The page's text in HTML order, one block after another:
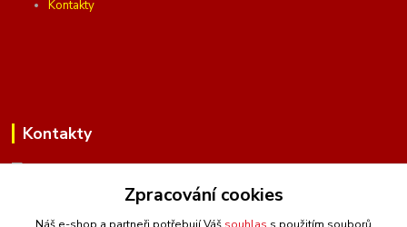
Kontakty
Kontakty
(Po-Pá, 10 - 16 hod.)
Zpracování cookies